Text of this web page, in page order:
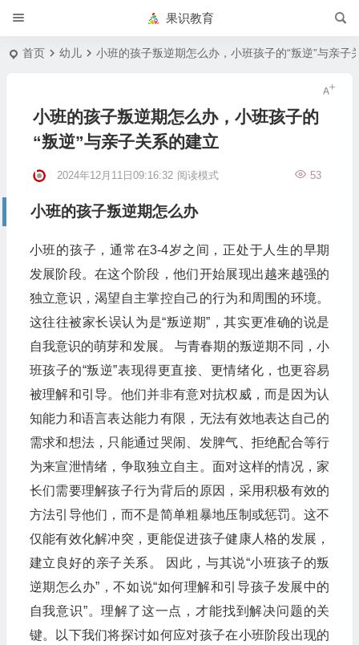
果识教育
首页 幼儿 小班的孩子叛逆期怎么办，小班孩子的“叛逆”与亲子
小班的孩子叛逆期怎么办，小班孩子的
“叛逆”与亲子关系的建立
2024年12月11日09:16:32 53
阅读模式
小班的孩子叛逆期怎么办
小班的孩子，通常在3-4岁之间，正处于人生的早期
发展阶段。在这个阶段，他们开始展现出越来越强的
独立意识，渴望自主掌控自己的行为和周围的环境。
这往往被家长误认为是“叛逆期”，其实更准确的说是
自我意识的萌芽和发展。 与青春期的叛逆期不同，小
班孩子的“叛逆”表现得更直接、更情绪化，也更容易
被理解和引导。他们并非有意对抗权威，而是因为认
知能力和语言表达能力有限，无法有效地表达自己的
需求和想法，只能通过哭闹、发脾气、拒绝配合等行
为来宣泄情绪，争取独立自主。面对这样的情况，家
长们需要理解孩子行为背后的原因，采用积极有效的
方法引导他们，而不是简单粗暴地压制或惩罚。这不
仅能有效化解冲突，更能促进孩子健康人格的发展，
建立良好的亲子关系。 因此，与其说“小班孩子的叛
逆期怎么办”，不如说“如何理解和引导孩子发展中的
自我意识”。理解了这一点，才能找到解决问题的关
键。以下我们将探讨如何应对孩子在小班阶段出现的